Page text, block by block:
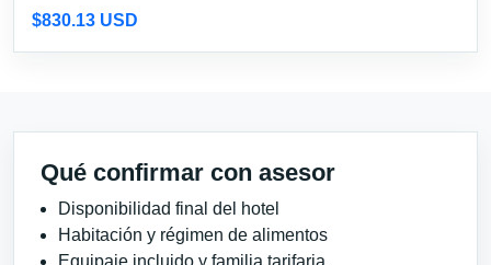
$830.13 USD
Qué confirmar con asesor
Disponibilidad final del hotel
Habitación y régimen de alimentos